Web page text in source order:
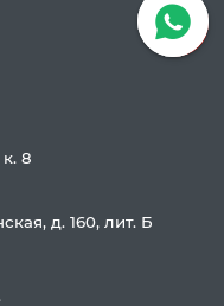
8
д. 160, лит. Б